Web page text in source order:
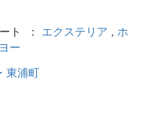
ト ： エクステリア , ホ
ー